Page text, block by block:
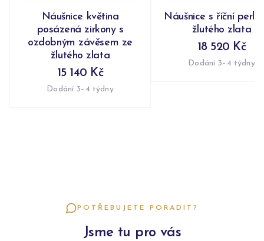
Náušnice květina
posázená zirkony s
ozdobným závěsem ze
žlutého zlata
15 140 Kč
Dodání 3–4 týdny
Náušnice s říční
žlutého zlata
18 520 Kč
Dodání 3–4 týdny
POTŘEBUJETE PORADIT?
Jsme tu pro vás